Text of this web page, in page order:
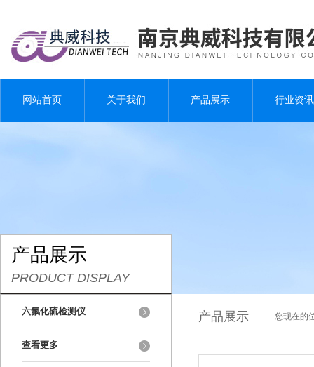
网站首页 关于我们 产品展示 行业资讯
产品展示
PRODUCT DISPLAY
六氟化硫检测仪
查看更多
产品展示 您现在的